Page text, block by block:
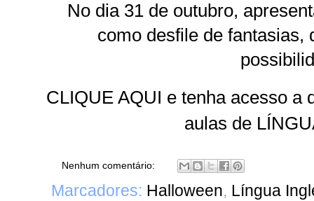
No dia 31 de outubro,
como desfile de fantasias,
CLIQUE AQUI e tenha acesso a
aulas de
Nenhum comentário:
Marcadores: Halloween, Língua